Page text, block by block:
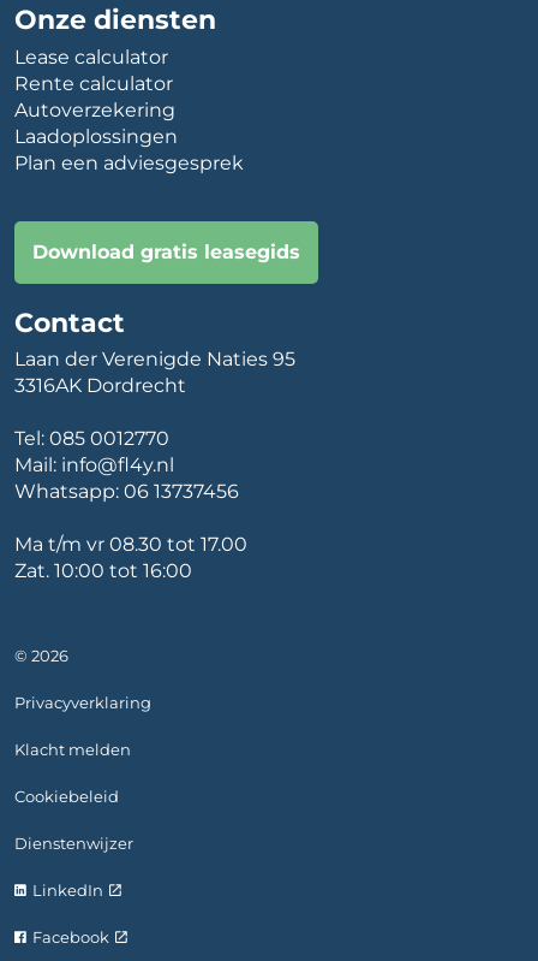
Onze diensten
Lease calculator
Rente calculator
Autoverzekering
Laadoplossingen
Plan een adviesgesprek
Download gratis leasegids
Contact
Laan der Verenigde Naties 95
3316AK Dordrecht
Tel: 085 0012770
Mail: info@fl4y.nl
Whatsapp: 06 13737456
Ma t/m vr 08.30 tot 17.00
Zat. 10:00 tot 16:00
© 2026
Privacyverklaring
Klacht melden
Cookiebeleid
Dienstenwijzer
LinkedIn
Facebook